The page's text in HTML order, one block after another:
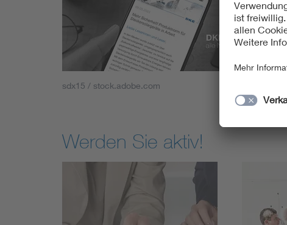
sdx15 / stock.adobe.com
Werden Sie aktiv!